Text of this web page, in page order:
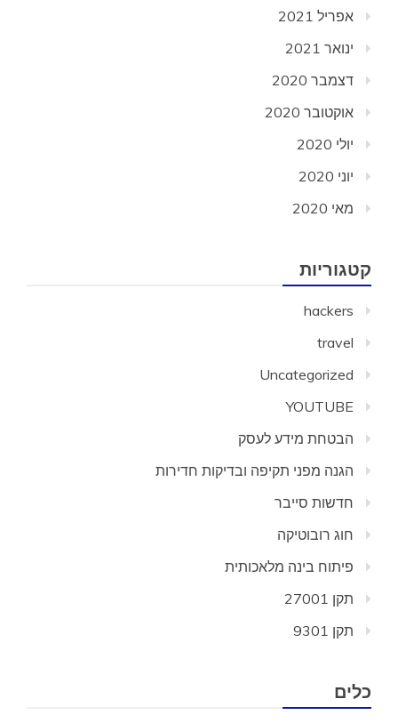
אפריל 2021
ינואר 2021
דצמבר 2020
אוקטובר 2020
יולי 2020
יוני 2020
מאי 2020
קטגוריות
hackers
travel
Uncategorized
YOUTUBE
הבטחת מידע לעסק
הגנה מפני תקיפה ובדיקות חדירות
חדשות סייבר
חוג רובוטיקה
פיתוח בינה מלאכותית
תקן 27001
תקן 9301
כלים